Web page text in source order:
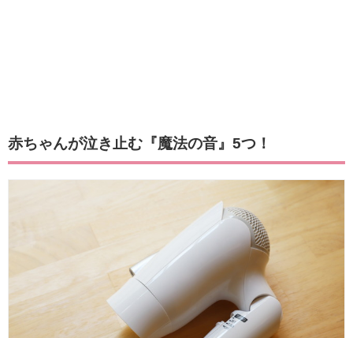
赤ちゃんが泣き止む『魔法の音』5つ！